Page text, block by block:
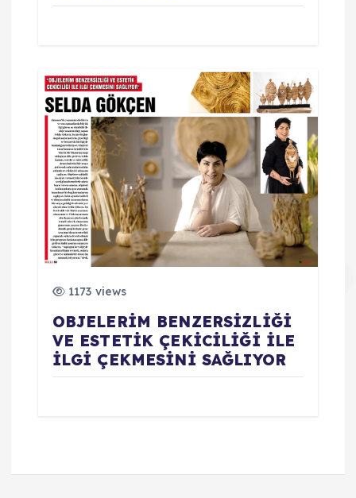
1173 views
OBJELERİM BENZERSİZLİĞİ
VE ESTETİK ÇEKİCİLİĞİ İLE
İLGİ ÇEKMESİNİ SAĞLIYOR